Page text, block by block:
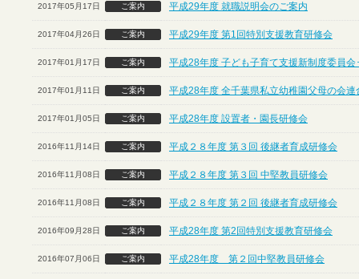
2017年05月17日 ご案内 平成29年度 就職説明会のご案内
2017年04月26日 ご案内 平成29年度 第1回特別支援教育研修会
2017年01月17日 ご案内 平成28年度 子ども子育て支援新制度委員
2017年01月11日 ご案内 平成28年度 全千葉県私立幼稚園父母の会
2017年01月05日 ご案内 平成28年度 設置者・園長研修会
2016年11月14日 ご案内 平成２８年度 第３回 後継者育成研修会
2016年11月08日 ご案内 平成２８年度 第３回 中堅教員研修会
2016年11月08日 ご案内 平成２８年度 第２回 後継者育成研修会
2016年09月28日 ご案内 平成28年度 第2回特別支援教育研修会
2016年07月06日 ご案内 平成28年度 第２回中堅教員研修会